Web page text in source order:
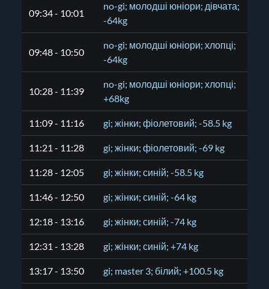
09:34 - 10:01
no-gi; молодші юніори; дівчата;
-64kg
09:48 - 10:50
no-gi; молодші юніори; хлопці;
-64kg
10:28 - 11:39
no-gi; молодші юніори; хлопці;
+68kg
11:09 - 11:16 gi; жінки; фіолетовий; -58.5 kg
11:21 - 11:28 gi; жінки; фіолетовий; -69 kg
11:28 - 12:05 gi; жінки; синій; -58.5 kg
11:46 - 12:50 gi; жінки; синій; -64 kg
12:18 - 13:16 gi; жінки; синій; -74 kg
12:31 - 13:28 gi; жінки; синій; +74 kg
13:17 - 13:50 gi; master 3; білий; +100.5 kg